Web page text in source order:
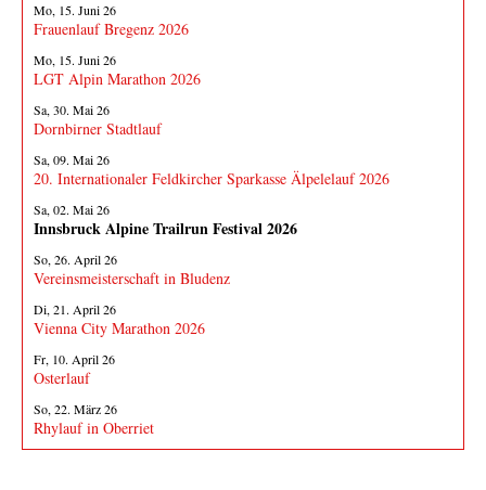
Mo, 15. Juni 26
Frauenlauf Bregenz 2026
Mo, 15. Juni 26
LGT Alpin Marathon 2026
Sa, 30. Mai 26
Dornbirner Stadtlauf
Sa, 09. Mai 26
20. Internationaler Feldkircher Sparkasse Älpelelauf 2026
Sa, 02. Mai 26
Innsbruck Alpine Trailrun Festival 2026
So, 26. April 26
Vereinsmeisterschaft in Bludenz
Di, 21. April 26
Vienna City Marathon 2026
Fr, 10. April 26
Osterlauf
So, 22. März 26
Rhylauf in Oberriet